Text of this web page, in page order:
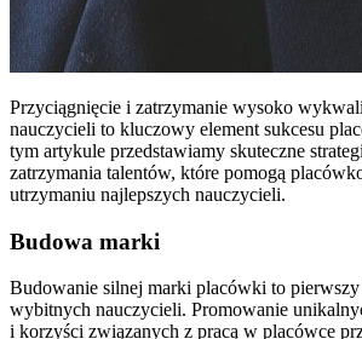
Przyciągnięcie i zatrzymanie wysoko
nauczycieli to kluczowy element sukcesu
tym artykule przedstawiamy skuteczne
zatrzymania talentów, które pomogą
utrzymaniu najlepszych nauczycieli.
Budowa marki
Budowanie silnej marki placówki to
wybitnych nauczycieli. Promowanie
i korzyści związanych z pracą w placówce